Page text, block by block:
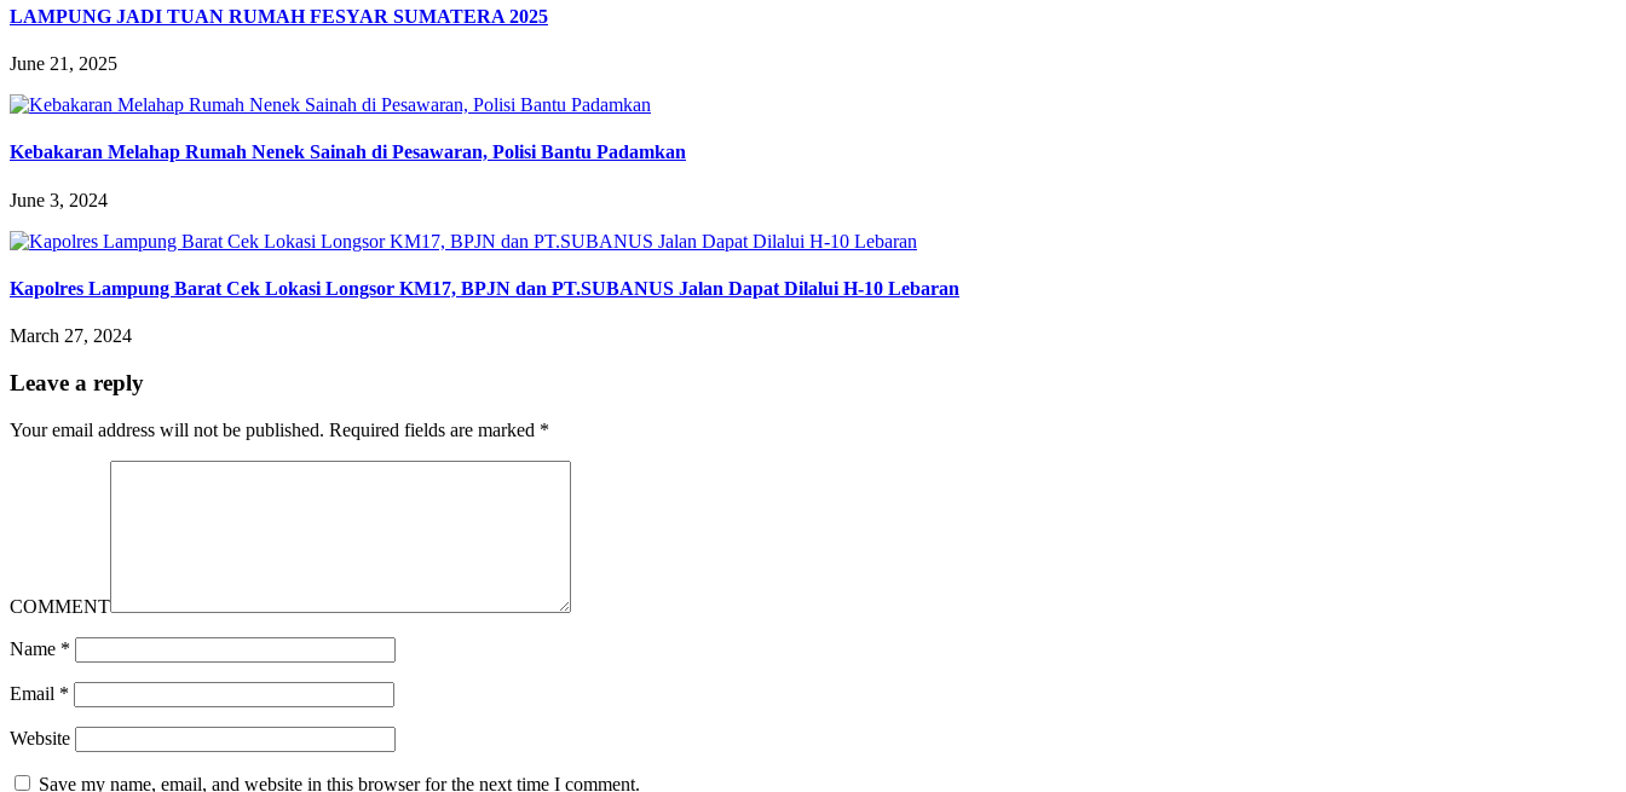
LAMPUNG JADI TUAN RUMAH FESYAR SUMATERA 2025
June 21, 2025
Kebakaran Melahap Rumah Nenek Sainah di Pesawaran, Polisi Bantu Padamkan
June 3, 2024
Kapolres Lampung Barat Cek Lokasi Longsor KM17, BPJN dan PT.SUBANUS Jalan Dapat Dilalui H-10 Lebaran
March 27, 2024
Leave a reply
Your email address will not be published. Required fields are marked *
COMMENT
Name *
Email *
Website
Save my name, email, and website in this browser for the next time I comment.